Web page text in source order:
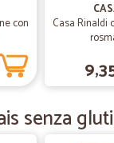
G.
con
Casa Rinaldi
senza